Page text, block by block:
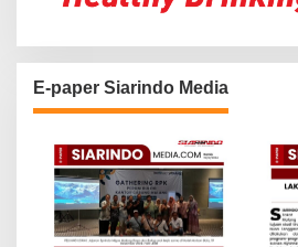
E-paper Siarindo Media